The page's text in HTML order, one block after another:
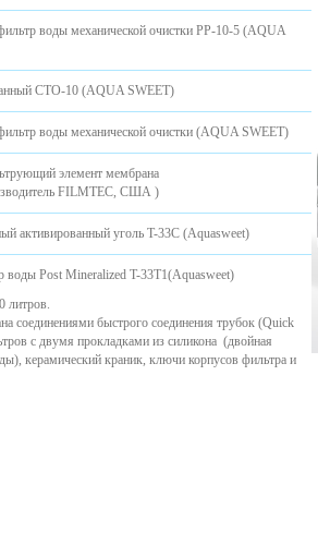
воды механической очистки PP-10-5 (AQUA
CTO-10 (AQUA SWEET)
воды механической очистки (AQUA SWEET)
элемент мембрана
FILMTEC, США )
активированный уголь T-33C (Aquasweet)
воды Post Mineralized T-33T1(Aquasweet)
литров.
соединениями быстрого соединения трубок (Quick
с двумя прокладками из силикона ​​(двойная
керамический краник, ключи корпусов фильтра и